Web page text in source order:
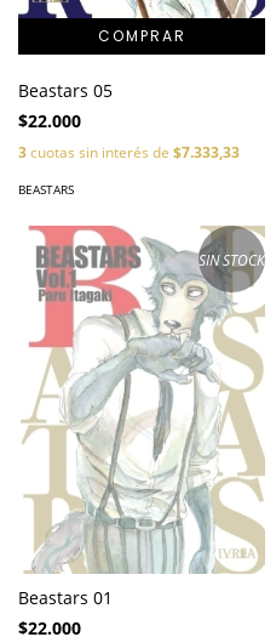
Beastars 05
$22.000
3cuotas sin interés de $7.333,33
BEASTARS
SIN STOCK
Beastars 01
$22.000